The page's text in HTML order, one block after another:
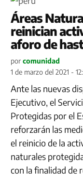
Áreas
reinician
aforo de
por comunidad
1 de marzo del 2021 -
Ante las nuevas
Ejecutivo, el
Protegidas por el
reforzarán las
el reinicio de la
naturales
con la finalidad de